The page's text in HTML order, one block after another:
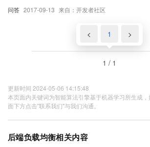
问答 2017-09-13 来自：开发者社区
< 1 >
1 / 1
更新时间 2024-05-06 14:15:48
本页面内关键词为智能算法引擎基于机器学习所生成
面下方点击"联系我们"与我们沟通。
后端负载均衡相关内容